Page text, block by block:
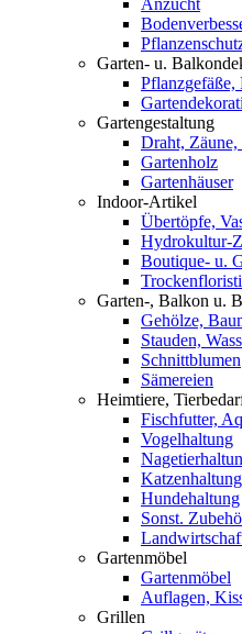
Anzucht
Garten- u.
Pflanzgefäße,
Gartengestaltung
Draht, Zäune,
Gartenholz
Gartenhäuser
Indoor-Artikel
Übertöpfe,
Hydrokultur-
Boutique- u.
Garten-, Balkon u.
Gehölze,
Stauden,
Schnittblumen
Sämereien
Heimtiere,
Fischfutter,
Vogelhaltung
Katzenhaltung
Hundehaltung
Sonst.
Gartenmöbel
Gartenmöbel
Auflagen,
Grillen